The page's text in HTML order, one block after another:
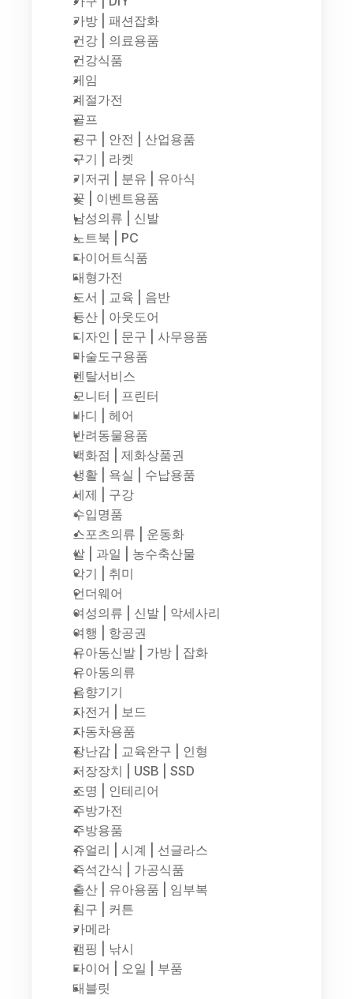
가방 | 패션잡화
건강 | 의료용품
건강식품
게임
계절가전
골프
공구 | 안전 | 산업용품
구기 | 라켓
기저귀 | 분유 | 유아식
꽃 | 이벤트용품
남성의류 | 신발
노트북 | PC
다이어트식품
대형가전
도서 | 교육 | 음반
등산 | 아웃도어
디자인 | 문구 | 사무용품
마술도구용품
렌탈서비스
모니터 | 프린터
바디 | 헤어
반려동물용품
백화점 | 제화상품권
생활 | 욕실 | 수납용품
세제 | 구강
수입명품
스포츠의류 | 운동화
쌀 | 과일 | 농수축산물
악기 | 취미
언더웨어
여성의류 | 신발 | 악세사리
여행 | 항공권
유아동신발 | 가방 | 잡화
유아동의류
음향기기
자전거 | 보드
자동차용품
장난감 | 교육완구 | 인형
저장장치 | USB | SSD
조명 | 인테리어
주방가전
주방용품
쥬얼리 | 시계 | 선글라스
즉석간식 | 가공식품
출산 | 유아용품 | 임부복
침구 | 커튼
카메라
캠핑 | 낚시
타이어 | 오일 | 부품
태블릿